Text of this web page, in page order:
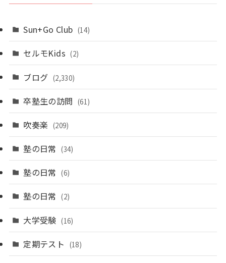
Sun+Go Club (14)
セルモKids (2)
ブログ (2,330)
卒塾生の訪問 (61)
吹奏楽 (209)
塾の日常 (34)
塾の日常 (6)
塾の日常 (2)
大学受験 (16)
定期テスト (18)